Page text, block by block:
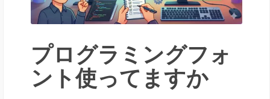
プログラミングフォ
ント使ってますか